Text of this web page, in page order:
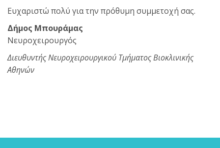
Ευχαριστώ πολύ για την πρόθυμη συμμετοχή σας.
Δήμος Μπουράμας
Νευροχειρουργός
Διευθυντής Νευροχειρουργικού Τμήματος Βιοκλινικής
Αθηνών